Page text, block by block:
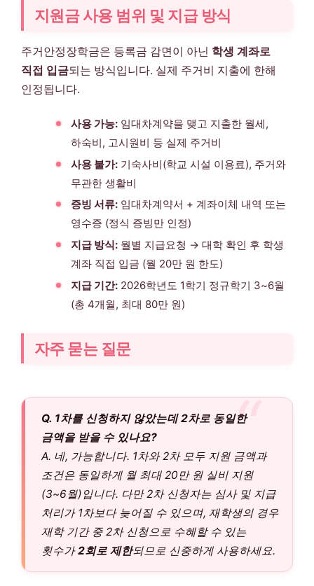
지원금 사용 범위 및 지급 방식
주거안정장학금은 등록금 감면이 아닌 학생 계좌로
직접 입금되는 방식입니다. 실제 주거비 지출에 한해
인정됩니다.
사용 가능:임대차계약을 맺고 지출한 월세,
하숙비, 고시원비 등 실제 주거비
사용 불가:기숙사비(학교 시설 이용료), 주거와
무관한 생활비
증빙 서류:임대차계약서 + 계좌이체 내역 또는
영수증 (정식 증빙만 인정)
지급 방식:월별 지급요청 → 대학 확인 후 학생
계좌 직접 입금 (월 20만 원 한도)
지급 기간:2026학년도 1학기 정규학기 3~6월
(총 4개월, 최대 80만 원)
자주 묻는 질문
Q. 1차를 신청하지 않았는데 2차로 동일한
금액을 받을 수 있나요?
A. 네, 가능합니다. 1차와 2차 모두 지원 금액과
조건은 동일하게 월 최대 20만 원 실비 지원
(3~6월)입니다. 다만 2차 신청자는 심사 및 지급
처리가 1차보다 늦어질 수 있으며, 재학생의 경우
재학 기간 중 2차 신청으로 수혜할 수 있는
횟수가2회로 제한되므로 신중하게 사용하세요.